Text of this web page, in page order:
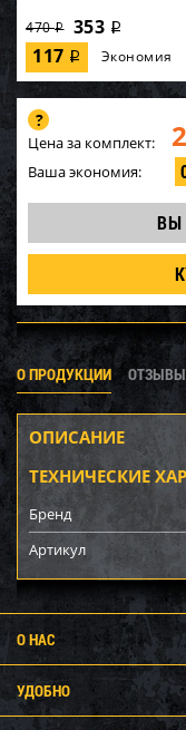
470i 353 i
117 i Экономия
Цена за комплект:
Ваша экономия:
ВЫ
О ПРОДУКЦИИ ОТЗЫВЫ
ОПИСАНИЕ
ТЕХНИЧЕСКИЕ
Бренд
Артикул
О НАС
УДОБНО